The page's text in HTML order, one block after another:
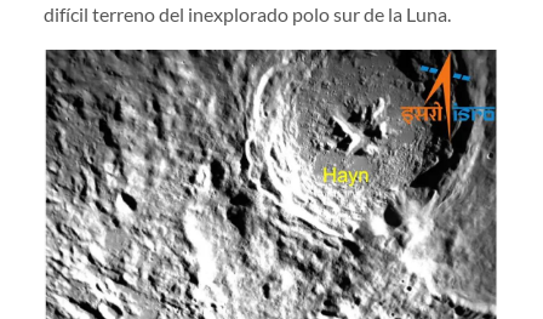
difícil terreno del inexplorado polo sur de la Luna.